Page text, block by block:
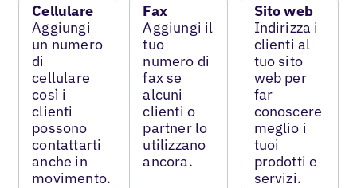
Cellulare
Aggiungi
un numero
di
cellulare
così i
clienti
possono
contattarti
anche in
movimento.
Fax
Aggiungi il
tuo
numero di
fax se
alcuni
clienti o
partner lo
utilizzano
ancora.
Sito web
Indirizza i
clienti al
tuo sito
web per
far
conoscere
meglio i
tuoi
prodotti e
servizi.